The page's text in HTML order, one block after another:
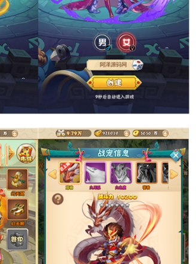
。
。
。
。